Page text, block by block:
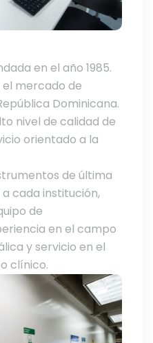
en el año 1985.
mercado de
Dominicana.
nivel de calidad de
orientado a la
de última
cada institución,
de
en el campo
y servicio en el
clínico.